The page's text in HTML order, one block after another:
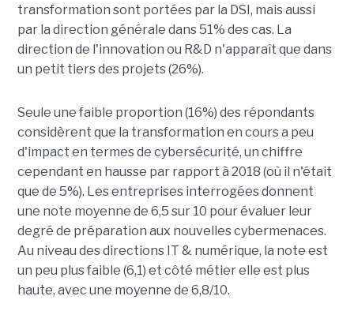
transformation sont portées par la DSI, mais aussi
par la direction générale dans 51% des cas. La
direction de l'innovation ou R&D n'apparaît que dans
un petit tiers des projets (26%).
Seule une faible proportion (16%) des répondants
considèrent que la transformation en cours a peu
d'impact en termes de cybersécurité, un chiffre
cependant en hausse par rapport à 2018 (où il n'était
que de 5%). Les entreprises interrogées donnent
une note moyenne de 6,5 sur 10 pour évaluer leur
degré de préparation aux nouvelles cybermenaces.
Au niveau des directions IT & numérique, la note est
un peu plus faible (6,1) et côté métier elle est plus
haute, avec une moyenne de 6,8/10.